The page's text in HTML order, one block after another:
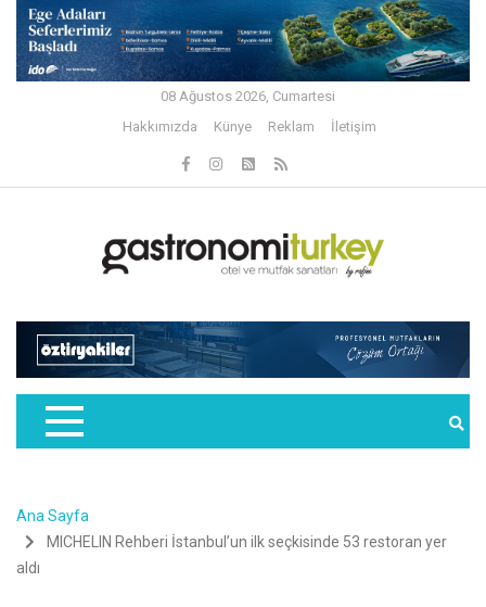
08 Ağustos 2026, Cumartesi
Hakkımızda
Künye Reklam İletişim
Ana Sayfa
MICHELIN Rehberi İstanbul’un ilk seçkisinde 53 restoran yer
aldı